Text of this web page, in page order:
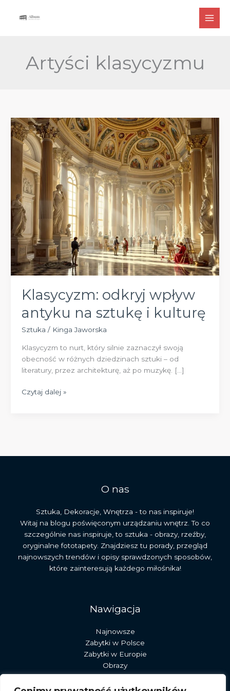
Artyści klasycyzmu
Klasycyzm: odkryj wpływ
antyku na sztukę i kulturę
Sztuka / Kinga Jaworska
Klasycyzm to nurt, który silnie zaznaczył swoją
obecność w różnych dziedzinach sztuki – od
literatury, przez architekturę, aż po muzykę. […]
Klasycyzm:
Czytaj dalej »
O nas
Sztuka, Dekoracje, Wnętrza - to nas inspiruje!
Witaj na blogu poświęconym urządzaniu wnętrz. To co
szczególnie nas inspiruje, to sztuka - obrazy, rzeźby,
oryginalne fototapety. Znajdziesz tu porady, przegląd
najnowszych trendów i opisy sprawdzonych sposobów,
które zainteresują każdego miłośnika!
Nawigacja
Najnowsze
Zabytki w Polsce
Zabytki w Europie
Obrazy
Rzeźby
Dekoracje